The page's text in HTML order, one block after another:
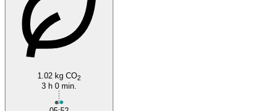
1.02 kg CO2
3 h 0 min.